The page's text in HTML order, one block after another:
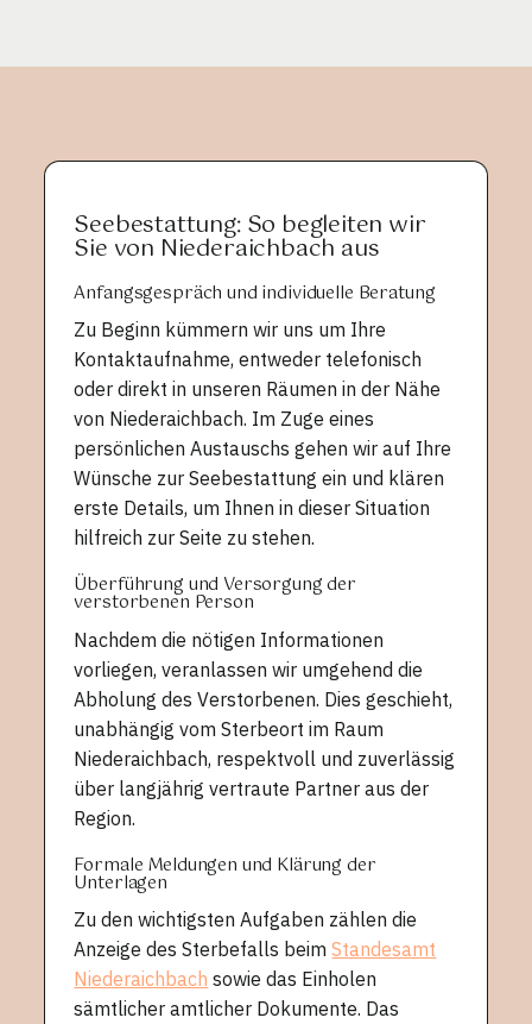
Seebestattung: So begleiten wir
Sie von Niederaichbach aus
Anfangsgespräch und individuelle Beratung
Zu Beginn kümmern wir uns um Ihre
Kontaktaufnahme, entweder telefonisch
oder direkt in unseren Räumen in der Nähe
von Niederaichbach. Im Zuge eines
persönlichen Austauschs gehen wir auf Ihre
Wünsche zur Seebestattung ein und klären
erste Details, um Ihnen in dieser Situation
hilfreich zur Seite zu stehen.
Überführung und Versorgung der
verstorbenen Person
Nachdem die nötigen Informationen
vorliegen, veranlassen wir umgehend die
Abholung des Verstorbenen. Dies geschieht,
unabhängig vom Sterbeort im Raum
Niederaichbach, respektvoll und zuverlässig
über langjährig vertraute Partner aus der
Region.
Formale Meldungen und Klärung der
Unterlagen
Zu den wichtigsten Aufgaben zählen die
Anzeige des Sterbefalls beimStandesamt
Niederaichbach sowie das Einholen
sämtlicher amtlicher Dokumente. Das